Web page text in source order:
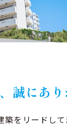
誠にあ
築をリードし